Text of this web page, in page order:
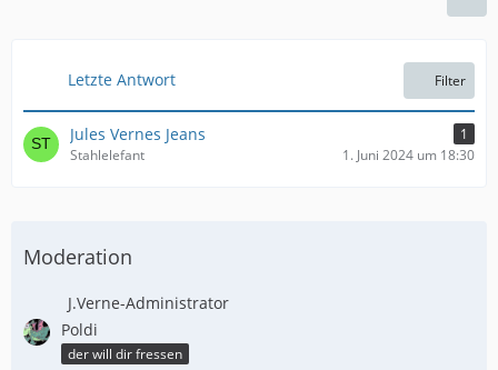
Letzte Antwort Filter
Jules Vernes Jeans
1
Stahlelefant
1. Juni 2024 um 18:30
Moderation
J.Verne-Administrator
Poldi
der will dir fressen